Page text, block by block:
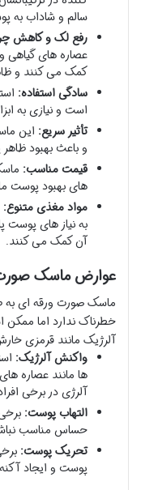
سالم و شاداب به
رفع لک و کاهش
عصاره های
کمک می کنند و
سادگی استفاده:
است و نیازی به
تأثیر سریع: این
و باعث بهبود
قیمت مناسب:
های بهبود پوست
مواد مغذی متنوع:
به نیاز های پوست
آن کمک می کنند.
عوارض ماسک
ماسک صورت ورقه ای به
خطرناک ندارد اما
آلرژیک مانند قرمزی
واکنش آلرژیک:
ها مانند عصاره
آلرژی در برخی
التهاب پوست:
حساس مناسب
تحریک پوست:
پوست و ایجاد